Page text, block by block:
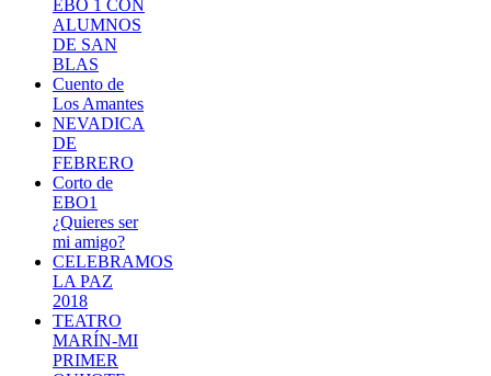
EBO 1 CON
ALUMNOS
DE SAN
BLAS
Cuento de
Los Amantes
NEVADICA
DE
FEBRERO
Corto de
EBO1
¿Quieres ser
mi amigo?
CELEBRAMOS
LA PAZ
2018
TEATRO
MARÍN-MI
PRIMER